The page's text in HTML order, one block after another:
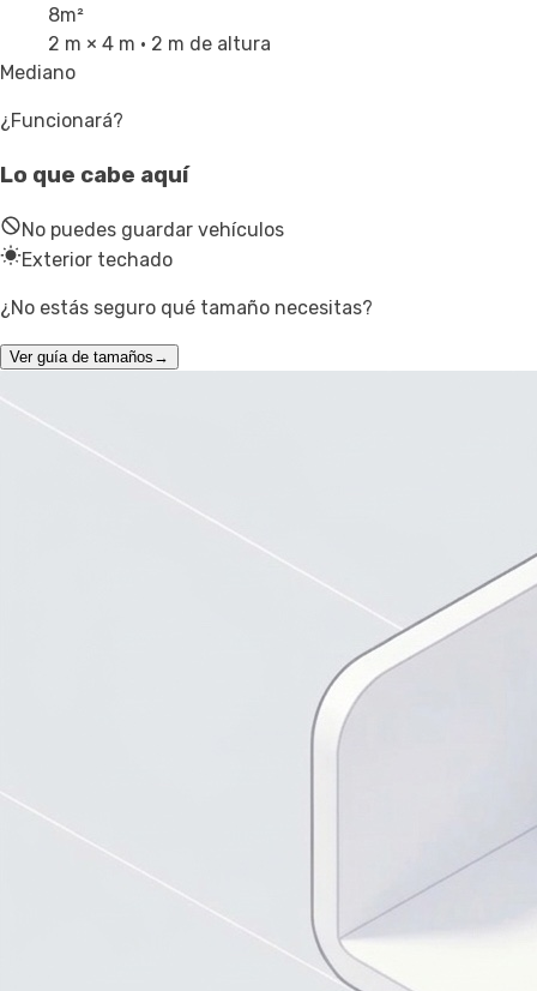
8m²
2 m × 4 m · 2 m de altura
Mediano
¿Funcionará?
Lo que cabe aquí
No puedes guardar vehículos
Exterior techado
¿No estás seguro qué tamaño necesitas?
Ver guía de tamaños →